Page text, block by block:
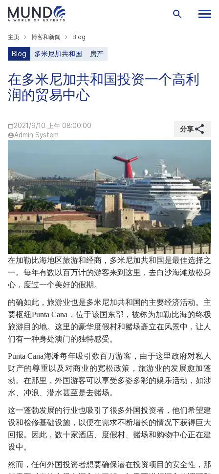
主页 博客和新闻 Blog
Blog 多米尼加共和国 房产
在多米尼加共和国投资一个高利
润的贸易中心
2021/9/10 上午 08:00:00
Admin System
分享
在加勒比海地区旅游和经商，多米尼加共和国是最佳选择之
一。每年有数以百万计的游客来到这里，去白沙海滩放松身
心，度过一个美好的假期。
的确如此，旅游业也是多米尼加共和国的主要经济活动。主
要枢纽Punta Cana，位于该国东部，被称为加勒比海的终极
旅游目的地。这里的豪华度假村和赌场矗立在风景中，让人
们有一种身处澳门的独特感受。
Punta Cana海滩每年吸引数百万游客，由于这里政府对私人
财产的尊重以及对商业的宽松政策，旅游业的发展愈加蓬
勃。在那里，外国游客可以享受多姿多彩的娱乐活动，如涉
水、冲浪、潜水甚至是去赌场。
这一蓬勃发展的行业也吸引了很多外国投资者，他们希望建
设和检修基础设施，以便在需求不断增长的情况下获得巨大
回报。因此，数十家酒店、度假村、赌场和购物中心正在建
设中。
然而，任何外国投资者想要确保潜在投资项目的安全性，那